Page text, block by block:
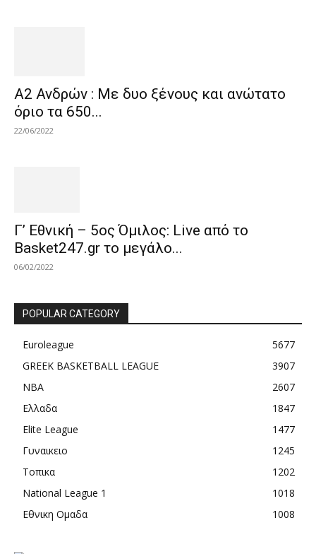
Α2 Ανδρών : Με δυο ξένους και ανώτατο
όριο τα 650...
22/06/2022
Γ’ Εθνική – 5ος Όμιλος: Live από το
Basket247.gr το μεγάλο...
06/02/2022
POPULAR CATEGORY
Euroleague
5677
GREEK BASKETBALL LEAGUE
3907
NBA
2607
Ελλαδα
1847
Elite League
1477
Γυναικειο
1245
Τοπικα
1202
National League 1
1018
Εθνικη Ομαδα
1008